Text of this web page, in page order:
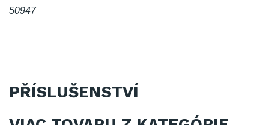
50947
PŘÍSLUŠENSTVÍ